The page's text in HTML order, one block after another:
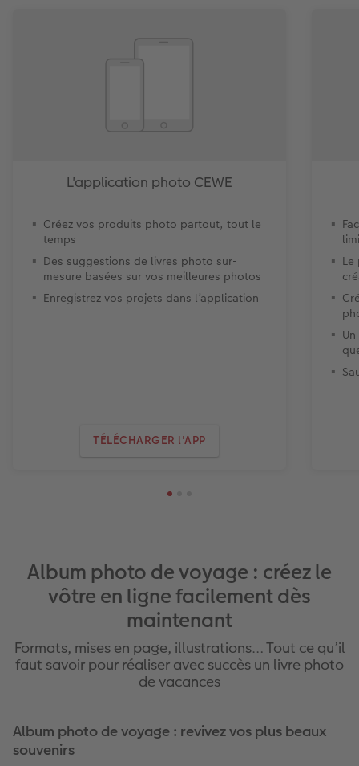
L'application photo CEWE
Créez vos produits photo partout, tout le
temps
Des suggestions de livres photo sur-
mesure basées sur vos meilleures photos
Enregistrez vos projets dans l’application
TÉLÉCHARGER l'APP
Le
Album photo de voyage : créez le
vôtre en ligne facilement dès
maintenant
Formats, mises en page, illustrations… Tout ce qu’il
faut savoir pour réaliser avec succès un livre photo
de vacances
Album photo de voyage : revivez vos plus beaux
souvenirs